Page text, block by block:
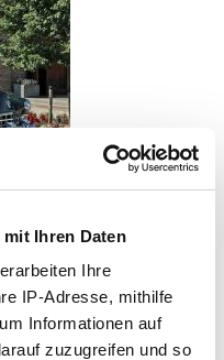
Ihren Daten
Ihre
IP-Adresse, mithilfe
Informationen auf
zuzugreifen und so